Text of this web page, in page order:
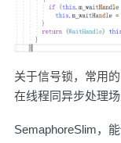
关于信号锁，常用
在线程同异步处理场
SemaphoreSlim，